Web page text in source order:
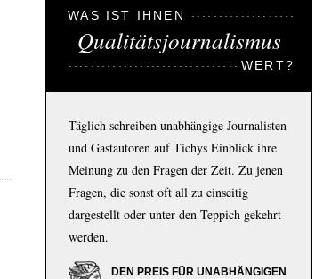
WAS IST IHNEN
Qualitätsjournalismus
WERT?
Täglich schreiben unabhängige Journalisten
und Gastautoren auf Tichys Einblick ihre
Meinung zu den Fragen der Zeit. Zu jenen
Fragen, die sonst oft all zu einseitig
dargestellt oder unter den Teppich gekehrt
werden.
DEN PREIS FÜR UNABHÄNGIGEN